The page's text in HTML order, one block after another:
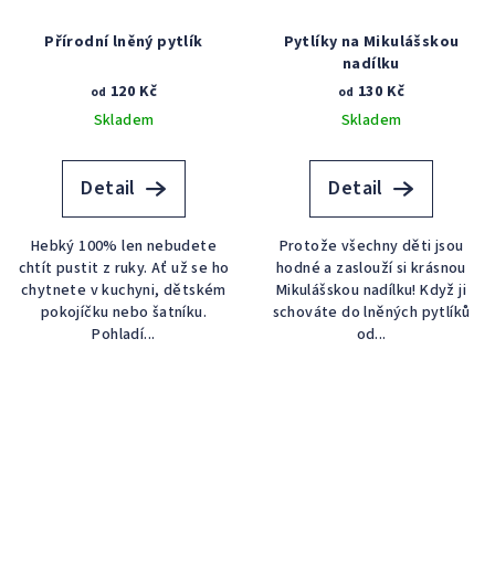
Přírodní lněný pytlík
od 120 Kč
Skladem
Detail
Hebký 100% len nebudete
chtít pustit z ruky. Ať už se ho
chytnete v kuchyni, dětském
pokojíčku nebo šatníku.
Pohladí...
Pytlíky na Mikulášskou
nadílku
od 130 Kč
Skladem
Detail
Protože všechny děti jsou
hodné a zaslouží si krásnou
Mikulášskou nadílku! Když ji
schováte do lněných pytlíků
od...